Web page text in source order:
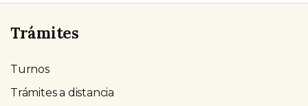
Trámites
Turnos
Trámites a distancia